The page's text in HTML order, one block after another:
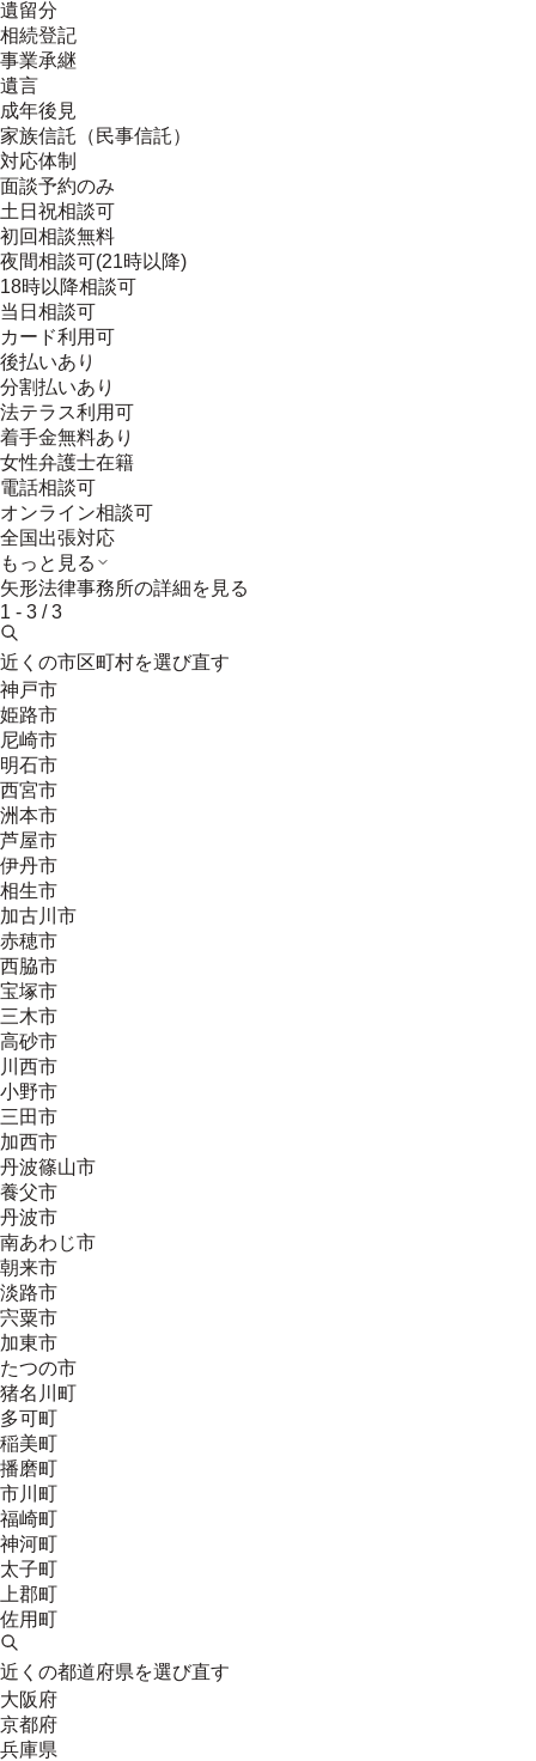
遺留分
相続登記
事業承継
遺言
成年後見
家族信託（民事信託）
対応体制
面談予約のみ
土日祝相談可
初回相談無料
夜間相談可(21時以降)
18時以降相談可
当日相談可
カード利用可
後払いあり
分割払いあり
法テラス利用可
着手金無料あり
女性弁護士在籍
電話相談可
オンライン相談可
全国出張対応
もっと見る
矢形法律事務所の詳細を見る
1 - 3 /3
近くの市区町村を選び直す
神戸市
姫路市
尼崎市
明石市
西宮市
洲本市
芦屋市
伊丹市
相生市
加古川市
赤穂市
西脇市
宝塚市
三木市
高砂市
川西市
小野市
三田市
加西市
丹波篠山市
養父市
丹波市
南あわじ市
朝来市
淡路市
宍粟市
加東市
たつの市
猪名川町
多可町
稲美町
播磨町
市川町
福崎町
神河町
太子町
上郡町
佐用町
近くの都道府県を選び直す
大阪府
京都府
兵庫県